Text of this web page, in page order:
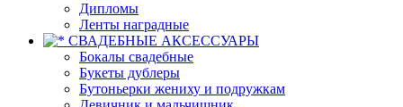
Дипломы
Ленты наградные
СВАДЕБНЫЕ АКСЕССУАРЫ
Бокалы свадебные
Букеты дублеры
Бутоньерки жениху и подружкам